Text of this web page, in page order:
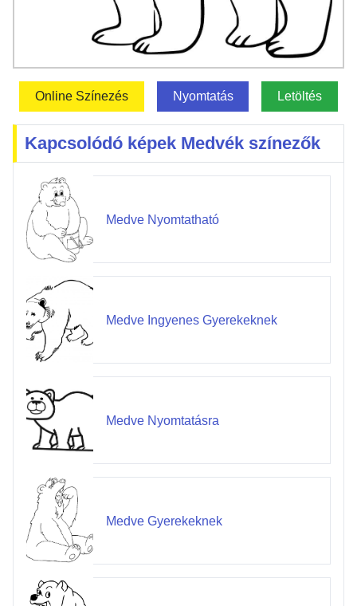
Online Színezés Nyomtatás Letöltés
Kapcsolódó képek Medvék színezők
Medve Nyomtatható
Medve Ingyenes Gyerekeknek
Medve Nyomtatásra
Medve Gyerekeknek